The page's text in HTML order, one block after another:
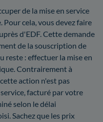
de la mise en service
Pour cela, vous devez faire
d'EDF. Cette demande
de la souscription de
reste : effectuer la mise en
Contrairement à
action n'est pas
facturé par votre
selon le délai
Sachez que les prix